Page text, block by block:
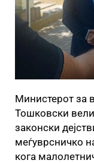
Министерот за
Тошковски
законски
меѓуврсничко
кога